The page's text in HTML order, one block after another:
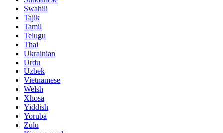
Swahili
Tajik
Tamil
Telugu
Thai
Ukrainian
Urdu
Uzbek
Vietnamese
Welsh
Xhosa
Yiddish
Yoruba
Zulu